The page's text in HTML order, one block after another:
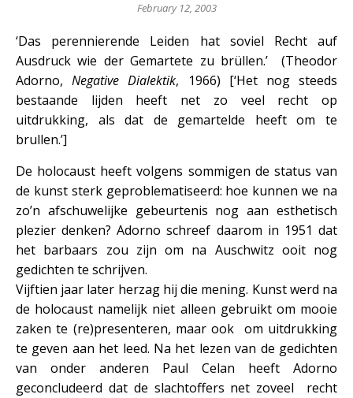
February 12, 2003
‘Das perennierende Leiden hat soviel Recht auf
Ausdruck wie der Gemartete zu brüllen.’ (Theodor
Adorno,Negative Dialektik, 1966) [‘Het nog steeds
bestaande lijden heeft net zo veel recht op
uitdrukking, als dat de gemartelde heeft om te
brullen.’]
De holocaust heeft volgens sommigen de status van
de kunst sterk geproblematiseerd: hoe kunnen we na
zo’n afschuwelijke gebeurtenis nog aan esthetisch
plezier denken? Adorno schreef daarom in 1951 dat
het barbaars zou zijn om na Auschwitz ooit nog
gedichten te schrijven.
Vijftien jaar later herzag hij die mening. Kunst werd na
de holocaust namelijk niet alleen gebruikt om mooie
zaken te (re)presenteren, maar ook om uitdrukking
te geven aan het leed. Na het lezen van de gedichten
van onder anderen Paul Celan heeft Adorno
geconcludeerd dat de slachtoffers net zoveel recht